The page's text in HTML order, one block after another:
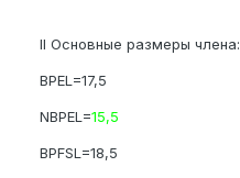
II Основные размеры члена:
BPEL=17,5
NBPEL=15,5
BPFSL=18,5